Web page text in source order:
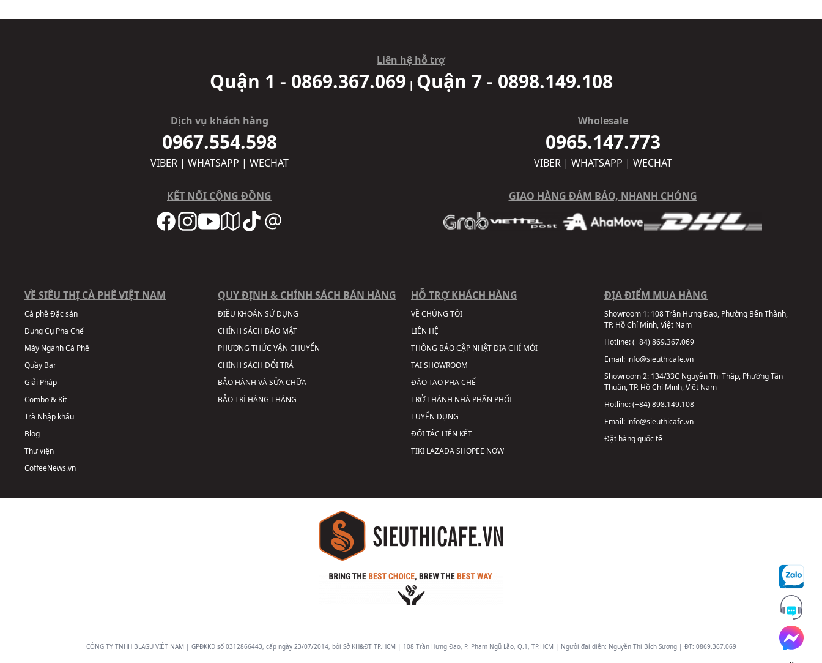
Liên hệ hỗ trợ
Quận 1 - 0869.367.069 | Quận 7 - 0898.149.108
Dịch vụ khách hàng
0967.554.598
VIBER | WHATSAPP | WECHAT
Wholesale
0965.147.773
VIBER | WHATSAPP | WECHAT
KẾT NỐI CỘNG ĐỒNG GIAO HÀNG ĐẢM BẢO, NHANH CHÓNG
VỀ SIÊU THỊ CÀ PHÊ VIỆT NAM
Cà phê Đặc sản
Dụng Cụ Pha Chế
Máy Ngành Cà Phê
Quầy Bar
Giải Pháp
Combo & Kit
Trà Nhập khẩu
Blog
Thư viện
CoffeeNews.vn
QUY ĐỊNH & CHÍNH SÁCH BÁN HÀNG
ĐIỀU KHOẢN SỬ DỤNG
CHÍNH SÁCH BẢO MẬT
PHƯƠNG THỨC VẬN CHUYỂN
CHÍNH SÁCH ĐỔI TRẢ
BẢO HÀNH VÀ SỬA CHỮA
BẢO TRÌ HÀNG THÁNG
HỖ TRỢ KHÁCH HÀNG
VỀ CHÚNG TÔI
LIÊN HỆ
THÔNG BÁO CẬP NHẬT ĐỊA CHỈ MỚI
TẠI SHOWROOM
ĐÀO TẠO PHA CHẾ
TRỞ THÀNH NHÀ PHÂN PHỐI
TUYỂN DỤNG
ĐỐI TÁC LIÊN KẾT
TIKI LAZADASHOPEE NOW
ĐỊA ĐIỂM MUA HÀNG
Showroom 1: 108 Trần Hưng Đạo, Phường Bến Thành,
TP. Hồ Chí Minh, Việt Nam
Hotline:(+84) 869.367.069
Email: info@sieuthicafe.vn
Showroom 2: 134/33C Nguyễn Thị Thập, Phường Tân
Thuận, TP. Hồ Chí Minh, Việt Nam
Hotline:(+84) 898.149.108
Email: info@sieuthicafe.vn
Đặt hàng quốc tế
CÔNG TY TNHH BLAGU VIỆT NAM | GPĐKKD số 0312866443, cấp ngày 23/07/2014, bởi Sở KH&ĐT TP.HCM | 108 Trần Hưng Đạo, P. Phạm Ngũ Lão, Q.1, TP.HCM | Người đại diện: Nguyễn Thị Bích Sương | ĐT: 0869.367.069